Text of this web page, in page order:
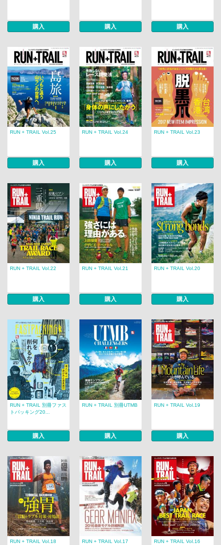
購入 購入 購入
RUN + TRAIL Vol.25
購入
RUN + TRAIL Vol.24
購入
RUN + TRAIL Vol.23
購入
RUN + TRAIL Vol.22
購入
RUN + TRAIL Vol.21
購入
RUN + TRAIL Vol.20
購入
RUN + TRAIL 別冊ファス
トパッキング20...
購入
RUN + TRAIL 別冊UTMB
購入
RUN + TRAIL Vol.19
購入
RUN + TRAIL Vol.18 RUN + TRAIL Vol.17 RUN + TRAIL Vol.16